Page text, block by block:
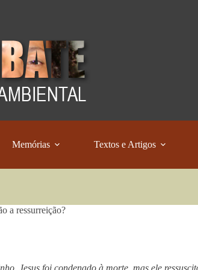
Memórias Textos e Artigos
a ressurreição?
Jesus foi condenado à morte, mas ele